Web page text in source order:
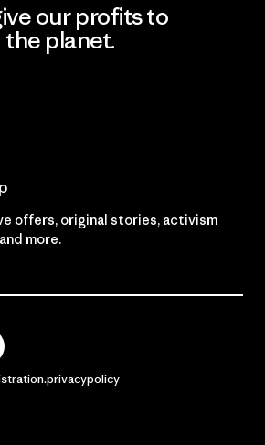
our profits to
the planet.
offers, original stories, activism
more.